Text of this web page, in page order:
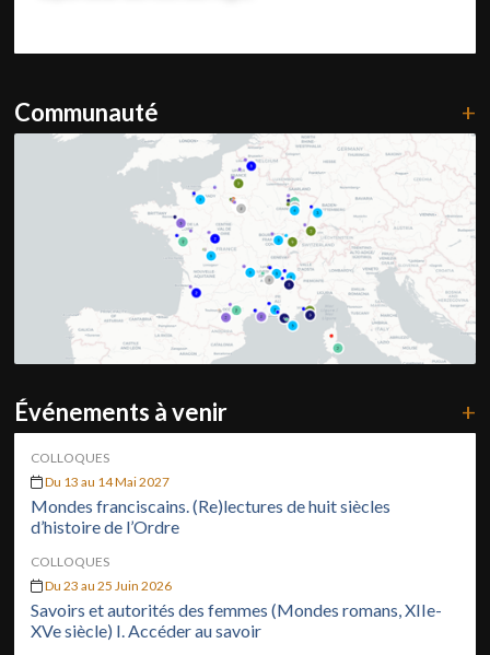
Communauté +
Événements à venir +
COLLOQUES
Du 13 au 14 Mai 2027
Mondes franciscains. (Re)lectures de huit siècles
d’histoire de l’Ordre
COLLOQUES
Du 23 au 25 Juin 2026
Savoirs et autorités des femmes (Mondes romans, XIIe-
XVe siècle) I. Accéder au savoir